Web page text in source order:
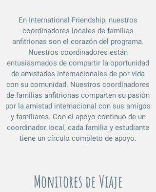
Monitores de Viaje
En International Friendship, nuestros
coordinadores locales de familias
anfitrionas son el corazón del programa.
Nuestros coordinadores están
entusiasmados de compartir la oportunidad
de amistades internacionales de por vida
con su comunidad. Nuestros coordinadores
de familias anfitrionas comparten su pasión
por la amistad internacional con sus amigos
y familiares. Con el apoyo continuo de un
coordinador local, cada familia y estudiante
tiene un círculo completo de apoyo.